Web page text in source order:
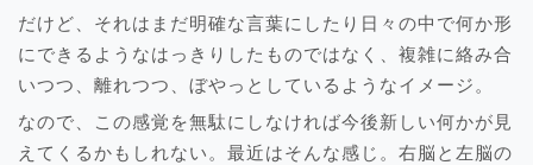
だけど、それはまだ明確な言葉にしたり日々の中で何か形
にできるようなはっきりしたものではなく、複雑に絡み合
いつつ、離れつつ、ぼやっとしているようなイメージ。
なので、この感覚を無駄にしなければ今後新しい何かが見
えてくるかもしれない。最近はそんな感じ。右脳と左脳の